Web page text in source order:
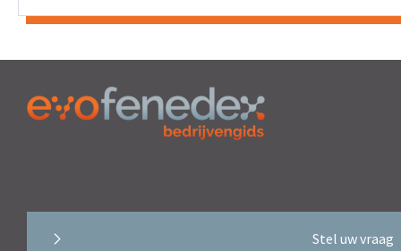
Stel uw vraag